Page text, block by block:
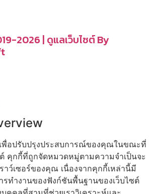
2026 | ดูแลเว็บไซต์ By
พื่อปรับปรุงประสบการณ์ของคุณในขณะที่
คุกกี้ที่ถูกจัดหมวดหมู่ตามความจำเป็นจะ
าว์เซอร์ของคุณ เนื่องจากคุกกี้เหล่านี้มี
รทำงานของฟังก์ชันพื้นฐานของเว็บไซต์